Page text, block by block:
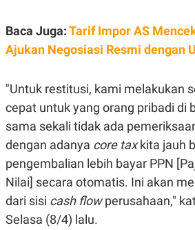
D
A
T
S
K
N
A
N
V
L
P
U
S
JARINGAN
Baca Juga:Tarif Impor AS
Ajukan Negosiasi Resmi dengan
"Untuk restitusi, kami melakukan
cepat untuk yang orang pribadi di
sama sekali tidak ada
dengan adanya core taxkita jauh
pengembalian lebih bayar PPN
Nilai] secara otomatis. Ini akan
dari sisi cash flowperusahaan,"
Selasa (8/4) lalu.